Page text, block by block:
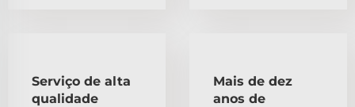
Serviço de alta
qualidade
Mais de dez
anos de